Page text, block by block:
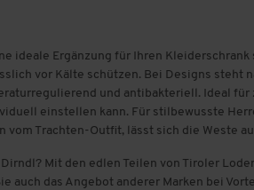
ideale Ergänzung für Ihren
vor Kälte schützen. Bei Designs
und antibakteriell. Ideal
einstellen kann. Für stilbewusste
Trachten-Outfit, lässt sich die Weste
Mit den edlen Teilen von Tiroler
auch das Angebot anderer Marken bei